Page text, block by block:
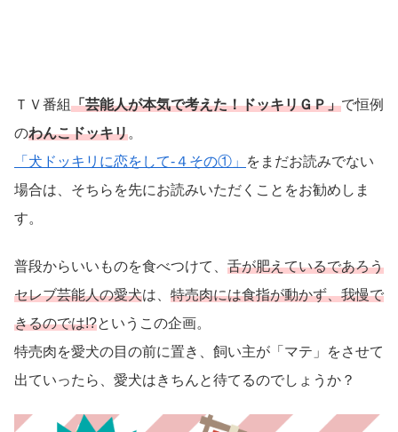
ＴＶ番組「芸能人が本気で考えた！ドッキリＧＰ」で恒例
のわんこドッキリ。
「犬ドッキリに恋をして-４その①」
をまだお読みでない
場合は、そちらを先にお読みいただくことをお勧めしま
す。
普段からいいものを食べつけて、 舌が肥えているであろう
セレブ芸能人の愛犬は、 特売肉には食指が動かず、我慢で
きるのでは!?というこの企画。
特売肉を愛犬の目の前に置き、飼い主が「マテ」をさせて
出ていったら、愛犬はきちんと待てるのでしょうか？